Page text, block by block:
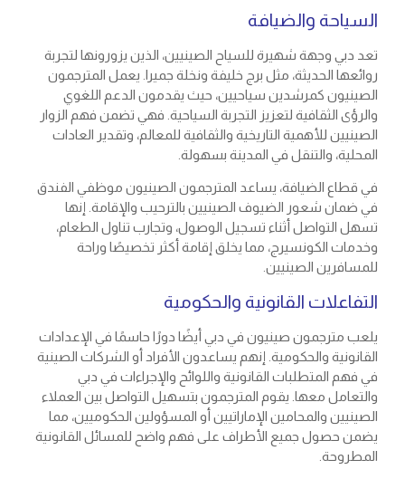
السياحة والضيافة
تعد دبي وجهة شهيرة للسياح الصينيين، الذين يزورونها لتجربة
روائعها الحديثة، مثل برج خليفة ونخلة جميرا. يعمل المترجمون
الصينيون كمرشدين سياحيين، حيث يقدمون الدعم اللغوي
والرؤى الثقافية لتعزيز التجربة السياحية. فهي تضمن فهم الزوار
الصينيين للأهمية التاريخية والثقافية للمعالم، وتقدير العادات
المحلية، والتنقل في المدينة بسهولة.
في قطاع الضيافة، يساعد المترجمون الصينيون موظفي الفندق
في ضمان شعور الضيوف الصينيين بالترحيب والإقامة. إنها
تسهل التواصل أثناء تسجيل الوصول، وتجارب تناول الطعام،
وخدمات الكونسيرج، مما يخلق إقامة أكثر تخصيصًا وراحة
للمسافرين الصينيين.
التفاعلات القانونية والحكومية
يلعب مترجمون صينيون في دبي أيضًا دورًا حاسمًا في الإعدادات
القانونية والحكومية. إنهم يساعدون الأفراد أو الشركات الصينية
في فهم المتطلبات القانونية واللوائح والإجراءات في دبي
والتعامل معها. يقوم المترجمون بتسهيل التواصل بين العملاء
الصينيين والمحامين الإماراتيين أو المسؤولين الحكوميين، مما
يضمن حصول جميع الأطراف على فهم واضح للمسائل القانونية
المطروحة.